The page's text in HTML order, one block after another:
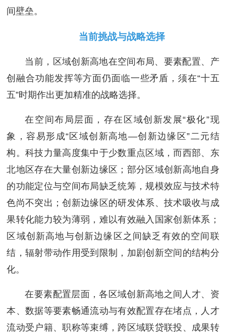
间壁垒。
当前挑战与战略选择
当前，区域创新高地在空间布局、要素配置、产
创融合功能发挥等方面仍面临一些矛盾，须在“十五
五”时期作出更加精准的战略选择。
在空间布局层面，存在区域创新发展“极化”现
象，容易形成“区域创新高地—创新边缘区”二元结
构。科技力量高度集中于少数重点区域，而西部、东
北地区存在大量创新边缘区；部分区域创新高地自身
的功能定位与空间布局缺乏统筹，规模效应与技术特
色尚不突出；创新边缘区的研发体系、技术吸收与成
果转化能力较为薄弱，难以有效融入国家创新体系；
区域创新高地与创新边缘区之间缺乏有效的空间联
结，辐射带动作用受到限制，加剧创新空间的结构分
化。
在要素配置层面，各区域创新高地之间人才、资
本、数据等要素畅通流动与有效配置存在堵点，人才
流动受户籍、职称等束缚，跨区域联贷联投、成果转